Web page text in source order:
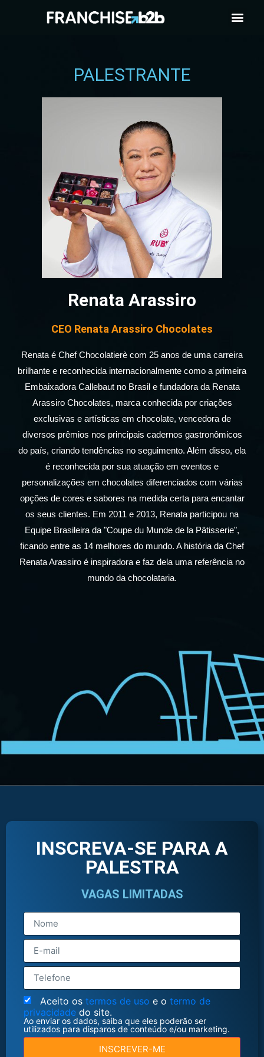
PALESTRANTE
Renata Arassiro
CEO Renata Arassiro Chocolates
Renata é Chef Chocolatierè com 25 anos de uma carreira
brilhante e reconhecida internacionalmente como a primeira
Embaixadora Callebaut no Brasil e fundadora da Renata
Arassiro Chocolates, marca conhecida por criações
exclusivas e artísticas em chocolate, vencedora de
diversos prêmios nos principais cadernos gastronômicos
do país, criando tendências no seguimento. Além disso, ela
é reconhecida por sua atuação em eventos e
personalizações em chocolates diferenciados com várias
opções de cores e sabores na medida certa para encantar
os seus clientes. Em 2011 e 2013, Renata participou na
Equipe Brasileira da "Coupe du Munde de la Pâtisserie",
ficando entre as 14 melhores do mundo. A história da Chef
Renata Arassiro é inspiradora e faz dela uma referência no
mundo da chocolataria.
INSCREVA-SE PARA A
PALESTRA
VAGAS LIMITADAS
Aceito os termos de uso e o termo de
privacidade do site.
Ao enviar os dados, saiba que eles poderão ser
utilizados para disparos de conteúdo e/ou marketing.
INSCREVER-ME